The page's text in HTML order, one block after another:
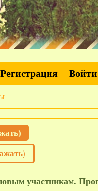
Регистрация Войти
участникам.